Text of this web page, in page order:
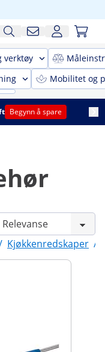
verktøy
Mobilitet og
Begynn å spare
Kjøkkenredskaper /